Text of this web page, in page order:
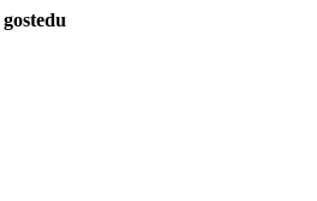
gostedu